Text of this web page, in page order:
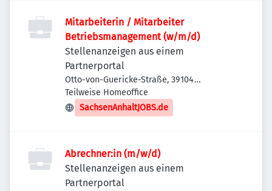
Mitarbeiterin / Mitarbeiter
Betriebsmanagement (w/m/d)
Stellenanzeigen aus einem
Partnerportal
Otto-von-Guericke-Straße, 39104
Magdeburg-Altstadt, Deutschland
Teilweise Homeoffice
SachsenAnhaltJOBS.de
Abrechner:in (m/w/d)
Stellenanzeigen aus einem
Partnerportal